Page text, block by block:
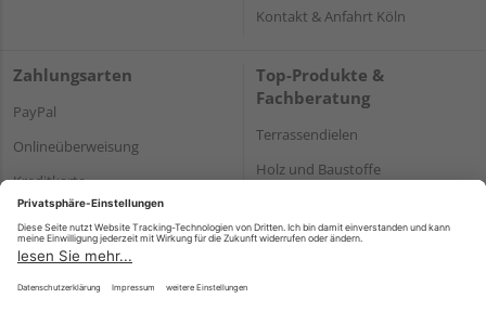
Kontakt & Anfahrt Köln
Zahlungsarten
PayPal
Onlineüberweisung
Kreditkarte
Rechnung*
*Bonität vorausgesetzt
Top-Produkte &
Fachberatung
Terrassendielen
Holz und Baustoffe